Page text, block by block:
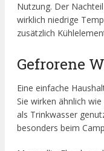
Nutzung. Der
wirklich niedrige
zusätzlich
Gefrorene
Eine einfache
Sie wirken ähnlich
als Trinkwasser
besonders beim